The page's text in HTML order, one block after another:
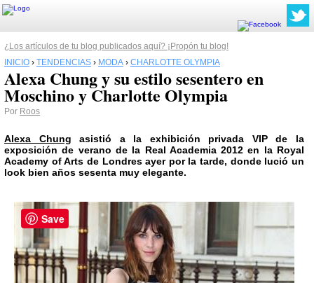
¿Los artículos de tu blog publicados aquí? ¡Propón tu blog!
INICIO › TENDENCIAS › MODA › CHARLOTTE OLYMPIA
Alexa Chung y su estilo sesentero en
Moschino y Charlotte Olympia
Por Roos
Alexa Chung asistió a la exhibición privada VIP de la
exposición de verano de la Real Academia 2012 en la Royal
Academy of Arts de Londresayer por la tarde, donde lució un
look bien años sesenta muy elegante.
Save